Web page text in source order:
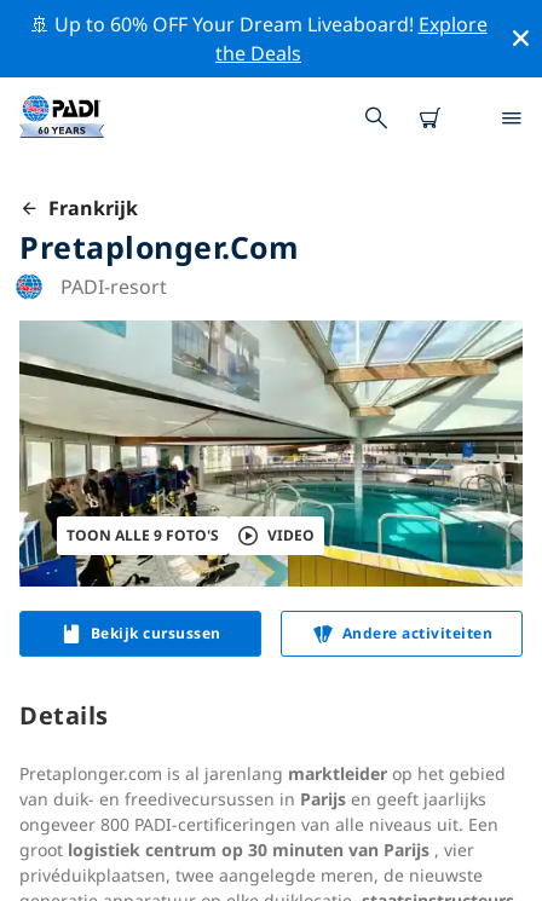
🚢 Up to 60% OFF Your Dream Liveaboard! Explore
the Deals
Frankrijk
Pretaplonger.com
PADI-resort
TOON ALLE 9 FOTO'S VIDEO
Bekijk cursussen Andere activiteiten
Details
Pretaplonger.com is al jarenlang marktleider op het gebied
van duik- en freedivecursussen in Parijs en geeft jaarlijks
ongeveer 800 PADI-certificeringen van alle niveaus uit. Een
groot logistiek centrum op 30 minuten van Parijs , vier
privéduikplaatsen, twee aangelegde meren, de nieuwste